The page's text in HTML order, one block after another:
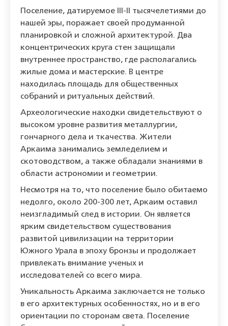
Поселение, датируемое III-II тысячелетиями до
нашей эры, поражает своей продуманной
планировкой и сложной архитектурой. Два
концентрических круга стен защищали
внутреннее пространство, где располагались
жилые дома и мастерские. В центре
находилась площадь для общественных
собраний и ритуальных действий.
Археологические находки свидетельствуют о
высоком уровне развития металлургии,
гончарного дела и ткачества. Жители
Аркаима занимались земледелием и
скотоводством, а также обладали знаниями в
области астрономии и геометрии.
Несмотря на то, что поселение было обитаемо
недолго, около 200-300 лет, Аркаим оставил
неизгладимый след в истории. Он является
ярким свидетельством существования
развитой цивилизации на территории
Южного Урала в эпоху бронзы и продолжает
привлекать внимание ученых и
исследователей со всего мира.
Уникальность Аркаима заключается не только
в его архитектурных особенностях, но и в его
ориентации по сторонам света. Поселение